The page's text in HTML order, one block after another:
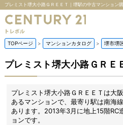
TOPページ マンションカタログ 堺市堺
プレミスト堺大小路ＧＲＥ
プレミスト堺大小路ＧＲＥＥＴは大
あるマンションで、最寄り駅は南海
あります。2013年3月に地上15階RC
ョンです。